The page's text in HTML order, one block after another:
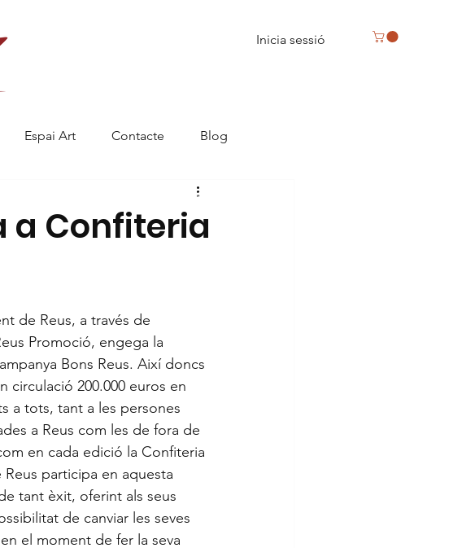
Inicia sessió
Espai Art Contacte Blog
a Confiteria
de Reus, a través de
Promoció, engega la
Bons Reus. Així doncs
circulació 200.000 euros en
a tots, tant a les persones
a Reus com les de fora de
en cada edició la Confiteria
Reus participa en aquesta
tant èxit, oferint als seus
de canviar les seves
el moment de fer la seva
càtering a Reus, caixa de bombons a Reus